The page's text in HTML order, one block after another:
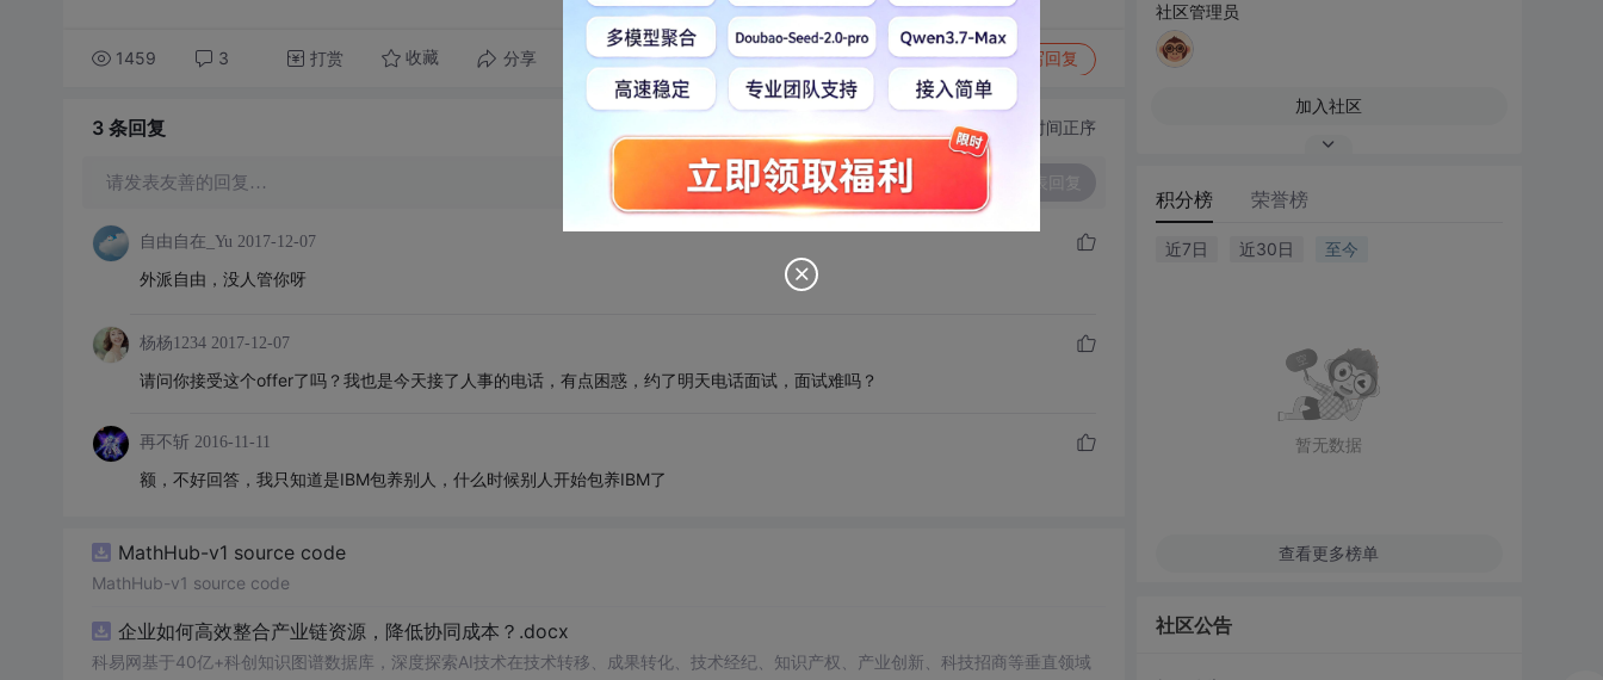
1459 3 打赏 收藏 分享 转发到动态 举报 写回复
3 条回复 切换为时间正序
请发表友善的回复…
自由自在_Yu 2017-12-07
外派自由，没人管你呀
杨杨1234 2017-12-07
请问你接受这个offer了吗？我也是今天接了人事的电话，有点困惑，约了明天电话面试，面试难吗？
再不斩 2016-11-11
额，不好回答，我只知道是IBM包养别人，什么时候别人开始包养IBM了
MathHub-v1 source code
MathHub-v1 source code
企业如何高效整合产业链资源，降低协同成本？.docx
科易网基于40亿+科创知识图谱数据库，深度探索AI技术在技术转移、成果转化、技术经纪、知识产权、产业创新、科技招商等垂直领域
社区管理员
加入社区
积分榜 荣誉榜
近7日 近30日 至今
暂无数据
查看更多榜单
社区公告